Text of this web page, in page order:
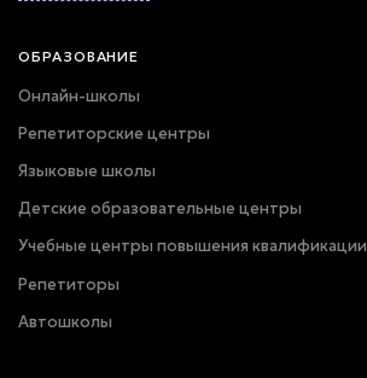
ОБРАЗОВАНИЕ
Онлайн-школы
Репетиторские центры
Языковые школы
Детские образовательные центры
Учебные центры повышения квалификации
Репетиторы
Автошколы